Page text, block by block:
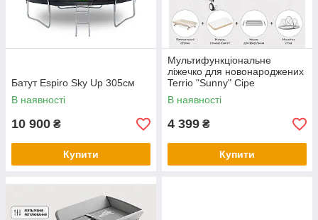
Батут Espiro Sky Up 305см
В наявності
10 900 ₴
Купити
Мультифункціональне
ліжечко для новонароджених
Terrio "Sunny" Сіре
В наявності
4 399 ₴
Купити